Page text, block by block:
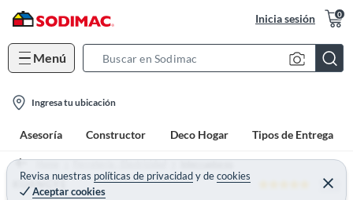
Inicia sesión 0
Menú
c
h
B
a
Ingresa tu ubicación
Asesoría Constructor Deco Hogar Tipos de Entrega
Revisa nuestras políticas de privacidadydecookies
Aceptar cookies
C
e
Home Ferretería - Electricidad Interruptores
KUANGYE 5 (2)